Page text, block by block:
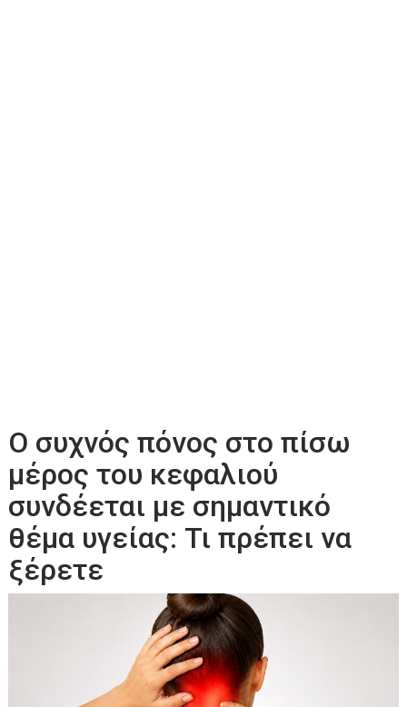
Ο συχνός πόνος στο πίσω
μέρος του κεφαλιού
συνδέεται με σημαντικό
θέμα υγείας: Τι πρέπει να
ξέρετε